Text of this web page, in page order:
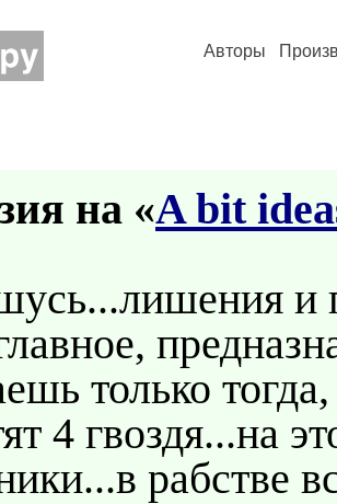
Авторы
на «A bit
и
только
4 гвоздя...на
рабстве